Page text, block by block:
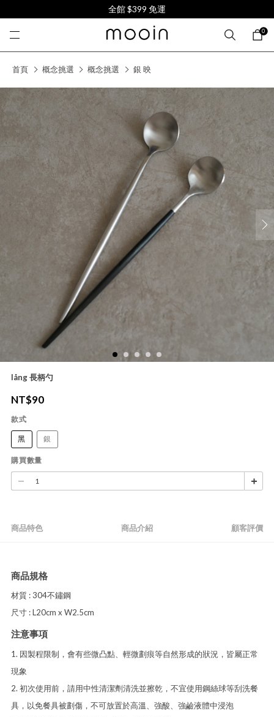
全館 $399 免運
0
首頁 概念挑選 概念挑選 銀 映
lång 長柄勺
NT$90
款式
黑 銀
購買數量
商品特色 商品介紹 顧客評價
商品規格
材質 : 304不鏽鋼
尺寸 : L20cm x W2.5cm
注意事項
1. 因製程限制，會有些微凸點、輕微劃痕等自然形成的狀況，皆屬正常
現象
2. 初次使用前，請用中性清潔劑清洗並擦乾，不宜使用鋼絲球等刮洗餐
具，以免餐具被劃傷，不可放置於高溫、強酸、強鹼液體中浸泡